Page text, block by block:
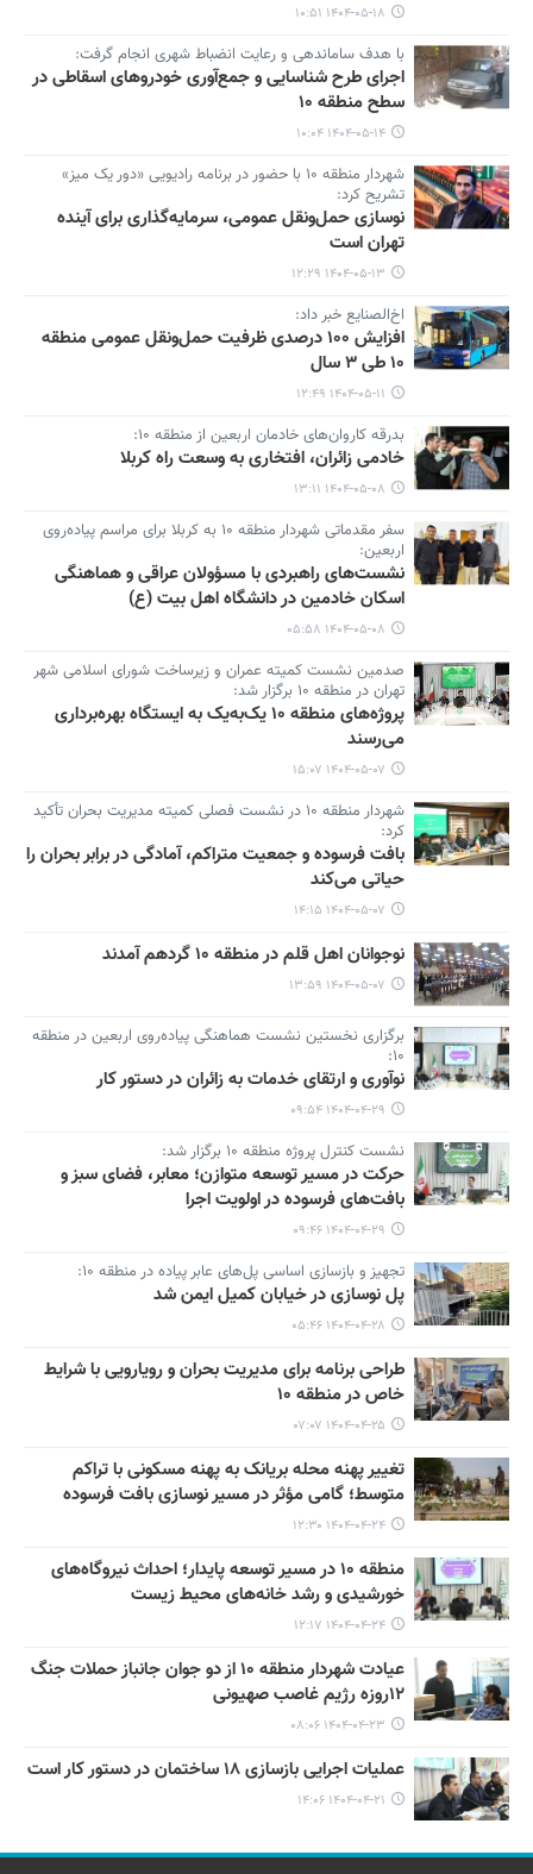
۱۴۰۴-۰۵-۱۸ ۱۰:۵۱
با هدف ساماندهی و رعایت انضباط شهری انجام گرفت:
اجرای طرح شناسایی و جمع‌آوری خودروهای اسقاطی در
سطح منطقه ۱۰
۱۴۰۴-۰۵-۱۴ ۱۰:۰۴
شهردار منطقه ۱۰ با حضور در برنامه رادیویی «دور یک میز»
تشریح کرد:
نوسازی حمل‌ونقل عمومی، سرمایه‌گذاری برای آینده
تهران است
۱۴۰۴-۰۵-۱۳ ۱۲:۲۹
اخ‌الصنایع خبر داد:
افزایش ۱۰۰ درصدی ظرفیت حمل‌ونقل عمومی منطقه
۱۰ طی ۳ سال
۱۴۰۴-۰۵-۱۱ ۱۲:۴۹
بدرقه کاروان‌های خادمان اربعین از منطقه ۱۰:
خادمی زائران، افتخاری به وسعت راه کربلا
۱۴۰۴-۰۵-۰۸ ۱۳:۱۱
سفر مقدماتی شهردار منطقه ۱۰ به کربلا برای مراسم پیاده‌روی
اربعین:
نشست‌های راهبردی با مسؤولان عراقی و هماهنگی
اسکان خادمین در دانشگاه اهل بیت (ع)
۱۴۰۴-۰۵-۰۸ ۰۵:۵۸
صدمین نشست کمیته عمران و زیرساخت شورای اسلامی شهر
تهران در منطقه ۱۰ برگزار شد:
پروژه‌های منطقه ۱۰ یک‌به‌یک به ایستگاه بهره‌برداری
می‌رسند
۱۴۰۴-۰۵-۰۷ ۱۵:۰۷
شهردار منطقه ۱۰ در نشست فصلی کمیته مدیریت بحران تأکید
کرد:
بافت فرسوده و جمعیت متراکم، آمادگی در برابر بحران را
حیاتی می‌کند
۱۴۰۴-۰۵-۰۷ ۱۴:۱۵
نوجوانان اهل قلم در منطقه ۱۰ گردهم آمدند
۱۴۰۴-۰۵-۰۷ ۱۳:۵۹
برگزاری نخستین نشست هماهنگی پیاده‌روی اربعین در منطقه
۱۰:
نوآوری و ارتقای خدمات به زائران در دستور کار
۱۴۰۴-۰۴-۲۹ ۰۹:۵۴
نشست کنترل پروژه منطقه ۱۰ برگزار شد:
حرکت در مسیر توسعه متوازن؛ معابر، فضای سبز و
بافت‌های فرسوده در اولویت اجرا
۱۴۰۴-۰۴-۲۹ ۰۹:۴۶
تجهیز و بازسازی اساسی پل‌های عابر پیاده در منطقه ۱۰:
پل نوسازی در خیابان کمیل ایمن شد
۱۴۰۴-۰۴-۲۸ ۰۵:۴۶
طراحی برنامه برای مدیریت بحران و رویارویی با شرایط
خاص در منطقه ۱۰
۱۴۰۴-۰۴-۲۵ ۰۷:۰۷
تغییر پهنه محله بریانک به پهنه مسکونی با تراکم
متوسط؛ گامی مؤثر در مسیر نوسازی بافت فرسوده
۱۴۰۴-۰۴-۲۴ ۱۲:۳۰
منطقه ۱۰ در مسیر توسعه پایدار؛ احداث نیروگاه‌های
خورشیدی و رشد خانه‌های محیط زیست
۱۴۰۴-۰۴-۲۴ ۱۲:۱۷
عیادت شهردار منطقه ۱۰ از دو جوان جانباز حملات جنگ
۱۲روزه رژیم غاصب صهیونی
۱۴۰۴-۰۴-۲۳ ۰۸:۰۶
عملیات اجرایی بازسازی ۱۸ ساختمان در دستور کار است
۱۴۰۴-۰۴-۲۱ ۱۴:۰۶